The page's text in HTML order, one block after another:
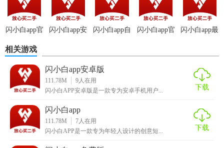
1. 高效剪辑：利用快速剪辑功能，快速截取视频精彩片段，
节省创作时间。
2. 创意配乐：内置海量音乐库，轻松匹配视频情绪，让作品
更加生动。
3. 模板应用：提供多种视频模板，适用于不同场景，一键套
用，快速生成精美视频。
4. 高清导出：支持高清视频导出，保证作品质量，适合多平
台分享。
5. 隐私设置：灵活调整账户隐私，保护个人信息安全。
闪小白app官
闪小白app安
闪小白app自
闪小白app官
闪小白app最
相关游戏
闪小白app安卓版
111.78M 9人在用
闪小白APP安卓版是一款专为安卓手机用户...
下载
闪小白app
111.78M 7人在用
闪小白APP是一款专为年轻人设计的创意短...
下载